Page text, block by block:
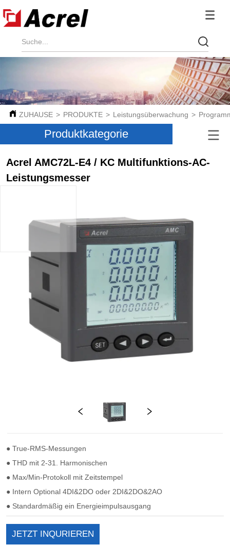
ZUHAUSE > PRODUKTE > Leistungsüberwachung >
Produktkategorie
Acrel AMC72L-E4 / KC Multifunktions-AC-
Leistungsmesser
JETZT INQURIEREN